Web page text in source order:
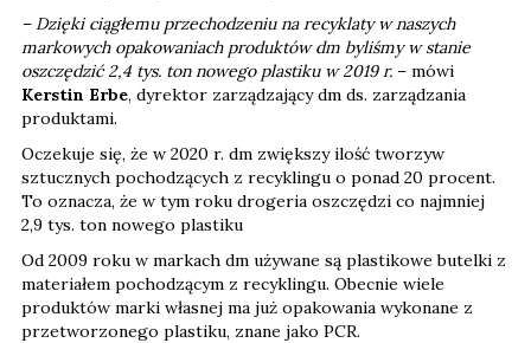
– Dzięki ciągłemu przechodzeniu na recyklaty w naszych
markowych opakowaniach produktów dm byliśmy w stanie
oszczędzić 2,4 tys. ton nowego plastiku w 2019 r. – mówi
Kerstin Erbe, dyrektor zarządzający dm ds. zarządzania
produktami.
Oczekuje się, że w 2020 r. dm zwiększy ilość tworzyw
sztucznych pochodzących z recyklingu o ponad 20 procent.
To oznacza, że w tym roku drogeria oszczędzi co najmniej
2,9 tys. ton nowego plastiku
Od 2009 roku w markach dm używane są plastikowe butelki z
materiałem pochodzącym z recyklingu. Obecnie wiele
produktów marki własnej ma już opakowania wykonane z
przetworzonego plastiku, znane jako PCR.